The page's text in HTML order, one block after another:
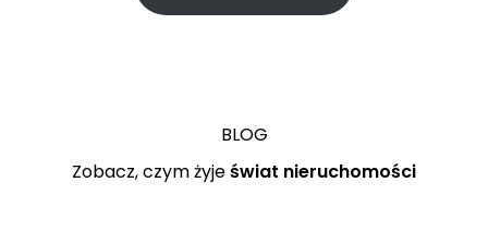
BLOG
Zobacz, czym żyjeświat nieruchomości